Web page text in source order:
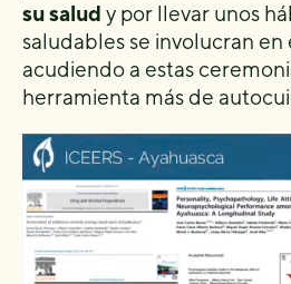
su salud y por llevar unos
saludables se involucran en
acudiendo a estas
herramienta más de